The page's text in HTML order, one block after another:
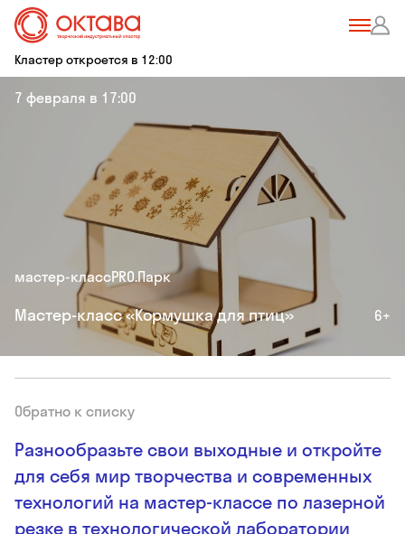
Кластер откроется в 12:00
7 февраля в 17:00
мастер-классPRO.Парк
Мастер-класс «Кормушка для птиц» 6+
Разнообразьте свои выходные и откройте
для себя мир творчества и современных
технологий на мастер-классе по лазерной
резке в технологической лаборатории
Обратно к списку